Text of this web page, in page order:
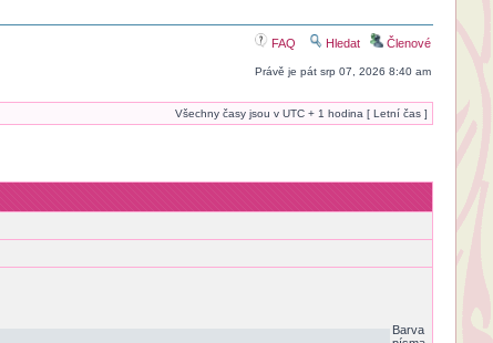
FAQ Hledat Členové
Právě je pát srp 07, 2026 8:40 am
Všechny časy jsou v UTC + 1 hodina [ Letní čas ]
Barva